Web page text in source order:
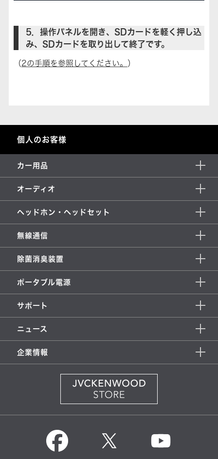
5．操作パネルを開き、SDカードを軽く押し込
み、SDカードを取り出して終了です。
（2の手順を参照してください。 ）
個人のお客様
カー用品
オーディオ
ヘッドホン・ヘッドセット
無線通信
除菌消臭装置
ポータブル電源
サポート
ニュース
企業情報